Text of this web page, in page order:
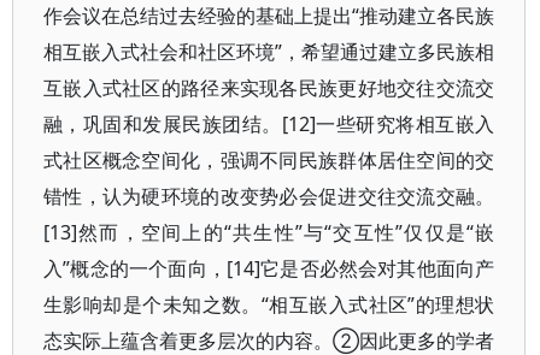
作会议在总结过去经验的基础上提出“推动建立各民族
相互嵌入式社会和社区环境”，希望通过建立多民族相
互嵌入式社区的路径来实现各民族更好地交往交流交
融，巩固和发展民族团结。[12]一些研究将相互嵌入
式社区概念空间化，强调不同民族群体居住空间的交
错性，认为硬环境的改变势必会促进交往交流交融。
[13]然而，空间上的“共生性”与“交互性”仅仅是“嵌
入”概念的一个面向，[14]它是否必然会对其他面向产
生影响却是个未知之数。“相互嵌入式社区”的理想状
态实际上蕴含着更多层次的内容。②因此更多的学者